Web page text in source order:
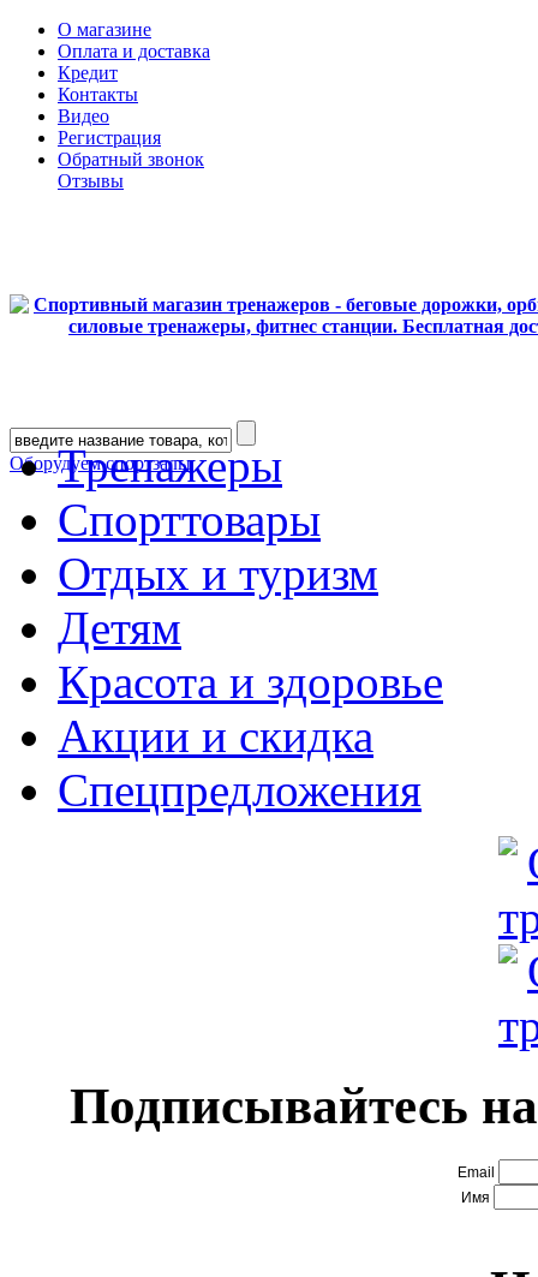
О магазине
Оплата и доставка
Кредит
Контакты
Видео
Регистрация
Обратный звонок
Отзывы
Оборудуем спортзалы
Тренажеры
Спорттовары
Отдых и туризм
Детям
Красота и здоровье
Акции и скидка
Спецпредложения
Подписывайтесь
Email
Имя